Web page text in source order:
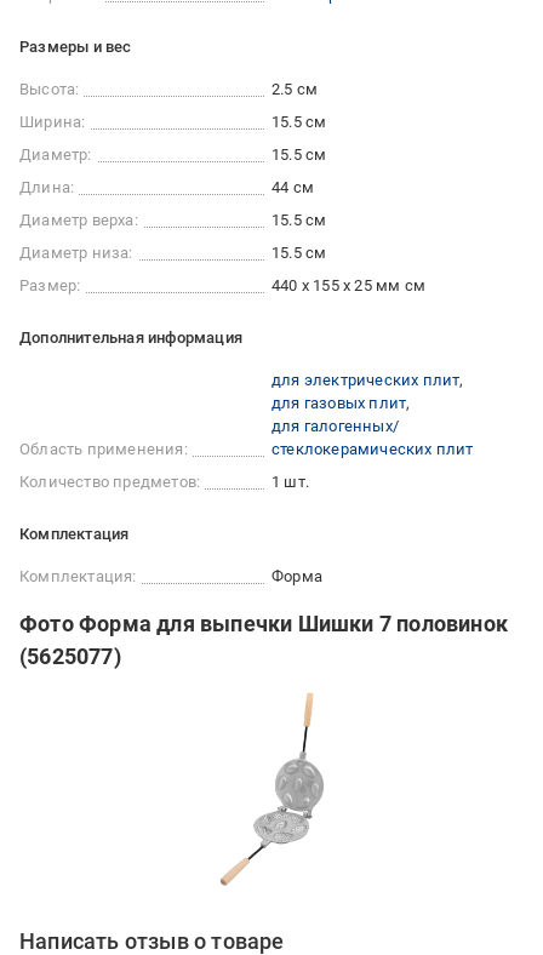
Размеры и вес
Высота:
2.5 см
Ширина:
15.5 см
Диаметр:
15.5 см
Длина:
44 см
Диаметр верха:
15.5 см
Диаметр низа:
15.5 см
Размер:
440 х 155 х 25 мм см
Дополнительная информация
Область применения:
для электрических плит
для газовых плит
для галогенных/
стеклокерамических плит
Количество предметов:
1 шт.
Комплектация
Комплектация: Форма
Фото Форма для выпечки Шишки 7 половинок
(5625077)
Написать отзыв о товаре